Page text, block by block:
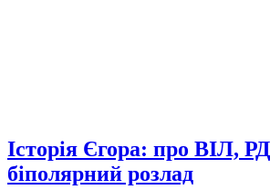
Історія Єгора: про ВІЛ,
біполярний розлад